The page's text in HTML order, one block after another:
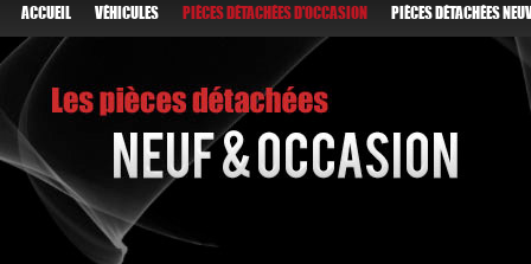
ACCUEIL VÉHICULES PIÈCES DÉTACHÉES D'OCCASION PIÈCES DÉTACHÉES